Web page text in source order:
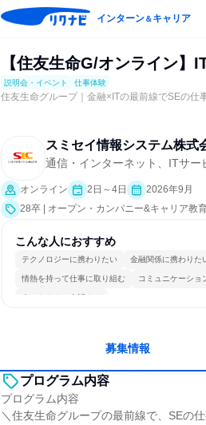
インターン＆キャリア
【住友生命G/オンライン】
説明会・イベント 仕事体験
住友生命グループ｜金融×ITの最前線でSEの仕
スミセイ情報システム株式
通信・インターネット、ITサー
オンライン 2日～4日
2026年9月
28卒 | オープン・カンパニー&キャリア教
こんな人におすすめ
テクノロジーに携わりたい 金融関係に携わりた
情熱を持って仕事に取り組む コミュニケーショ
人とたくさん会話する
募集情報
プログラム内容
プログラム内容
＼住友生命グループの最前線で、SEの